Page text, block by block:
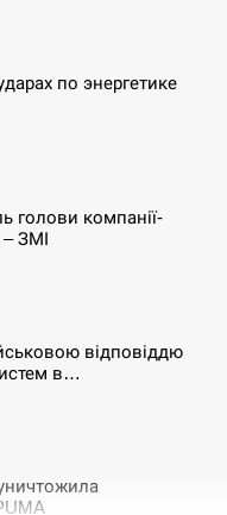
по энергетике
голови компанії-
ЗМІ
відповіддю
в…